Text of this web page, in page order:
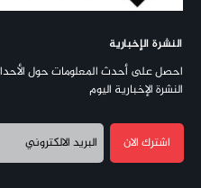
النشرة الإخبارية
احصل على أحدث المعلومات حول
النشرة الإخبارية اليوم